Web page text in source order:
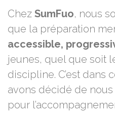
Chez SumFuo, nous
que la préparation
accessible,
jeunes, quel que soit
discipline. C’est dans
avons décidé de
pour